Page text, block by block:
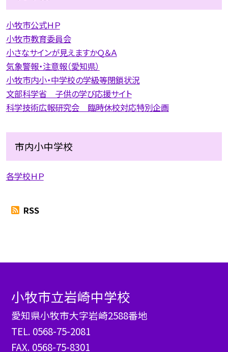
小牧市公式ＨＰ
小牧市教育委員会
小さなサインが見えますかＱ＆Ａ
気象警報・注意報（愛知県）
小牧市内小・中学校の学級等閉鎖状況
文部科学省 子供の学び応援サイト
科学技術広報研究会 臨時休校対応特別企画
市内小中学校
各学校ＨＰ
RSS
小牧市立岩崎中学校
愛知県小牧市大字岩崎2588番地
TEL. 0568-75-2081
FAX. 0568-75-8301